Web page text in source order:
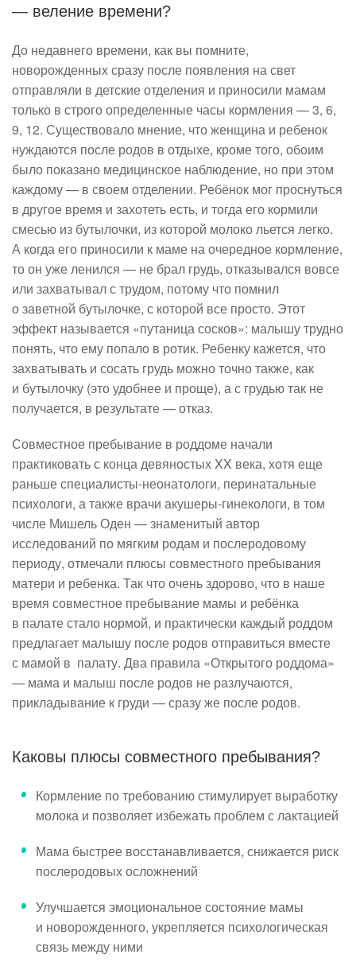
— веление времени?
До недавнего времени, как вы помните,
новорожденных сразу после появления на свет
отправляли в детские отделения и приносили мамам
только в строго определенные часы кормления — 3, 6,
9, 12. Существовало мнение, что женщина и ребенок
нуждаются после родов в отдыхе, кроме того, обоим
было показано медицинское наблюдение, но при этом
каждому — в своем отделении. Ребёнок мог проснуться
в другое время и захотеть есть, и тогда его кормили
смесью из бутылочки, из которой молоко льется легко.
А когда его приносили к маме на очередное кормление,
то он уже ленился — не брал грудь, отказывался вовсе
или захватывал с трудом, потому что помнил
о заветной бутылочке, с которой все просто. Этот
эффект называется «путаница сосков»: малышу трудно
понять, что ему попало в ротик. Ребенку кажется, что
захватывать и сосать грудь можно точно также, как
и бутылочку (это удобнее и проще), а с грудью так не
получается, в результате — отказ.
Совместное пребывание в роддоме начали
практиковать с конца девяностых XX века, хотя еще
раньше специалисты-неонатологи, перинатальные
психологи, а также врачи акушеры-гинекологи, в том
числе Мишель Оден — знаменитый автор
исследований по мягким родам и послеродовому
периоду, отмечали плюсы совместного пребывания
матери и ребенка. Так что очень здорово, что в наше
время совместное пребывание мамы и ребёнка
в палате стало нормой, и практически каждый роддом
предлагает малышу после родов отправиться вместе
с мамой в палату. Два правила «Открытого роддома»
— мама и малыш после родов не разлучаются,
прикладывание к груди — сразу же после родов.
Каковы плюсы совместного пребывания?
Кормление по требованию стимулирует выработку
молока и позволяет избежать проблем с лактацией
Мама быстрее восстанавливается, снижается риск
послеродовых осложнений
Улучшается эмоциональное состояние мамы
и новорожденного, укрепляется психологическая
связь между ними